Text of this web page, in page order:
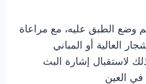
وضع الطبق عليه، مع مراعاة
العالية أو المباني
لاستقبال إشارة البث
في العين